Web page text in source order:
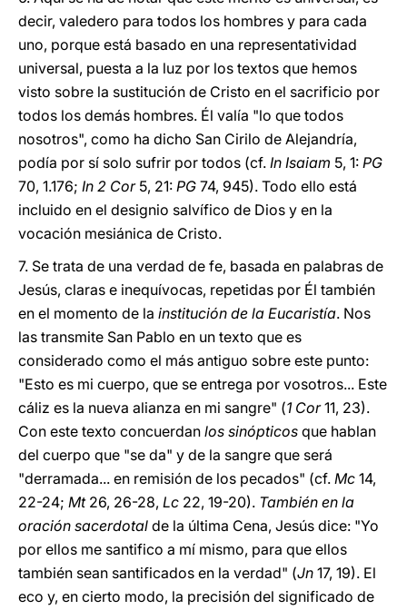
decir, valedero para todos los hombres y para cada
uno, porque está basado en una representatividad
universal, puesta a la luz por los textos que hemos
visto sobre la sustitución de Cristo en el sacrificio por
todos los demás hombres. Él valía "lo que todos
nosotros", como ha dicho San Cirilo de Alejandría,
podía por sí solo sufrir por todos (cf. In Isaiam 5, 1: PG
70, 1.176; In 2 Cor5, 21: PG 74, 945). Todo ello está
incluido en el designio salvífico de Dios y en la
vocación mesiánica de Cristo.
7. Se trata de una verdad de fe, basada en palabras de
Jesús, claras e inequívocas, repetidas por Él también
en el momento de la institución de la Eucaristía. Nos
las transmite San Pablo en un texto que es
considerado como el más antiguo sobre este punto:
"Esto es mi cuerpo, que se entrega por vosotros... Este
cáliz es la nueva alianza en mi sangre" (1 Cor11, 23).
Con este texto concuerdan los sinópticos que hablan
del cuerpo que "se da" y de la sangre que será
"derramada... en remisión de los pecados" (cf. Mc 14,
22-24; Mt26, 26-28, Lc 22, 19-20). También en la
oración sacerdotal de la última Cena, Jesús dice: "Yo
por ellos me santifico a mí mismo, para que ellos
también sean santificados en la verdad" (Jn 17, 19). El
eco y, en cierto modo, la precisión del significado de